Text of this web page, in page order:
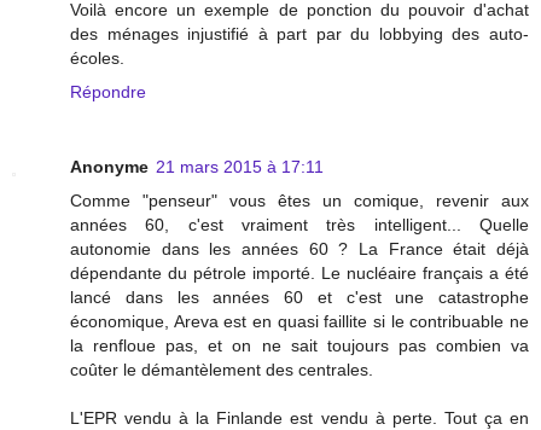
Voilà encore un exemple de ponction du pouvoir d'achat
des ménages injustifié à part par du lobbying des auto-
écoles.
Répondre
Anonyme 21 mars 2015 à 17:11
Comme "penseur" vous êtes un comique, revenir aux
années 60, c'est vraiment très intelligent... Quelle
autonomie dans les années 60 ? La France était déjà
dépendante du pétrole importé. Le nucléaire français a été
lancé dans les années 60 et c'est une catastrophe
économique, Areva est en quasi faillite si le contribuable ne
la renfloue pas, et on ne sait toujours pas combien va
coûter le démantèlement des centrales.
L'EPR vendu à la Finlande est vendu à perte. Tout ça en